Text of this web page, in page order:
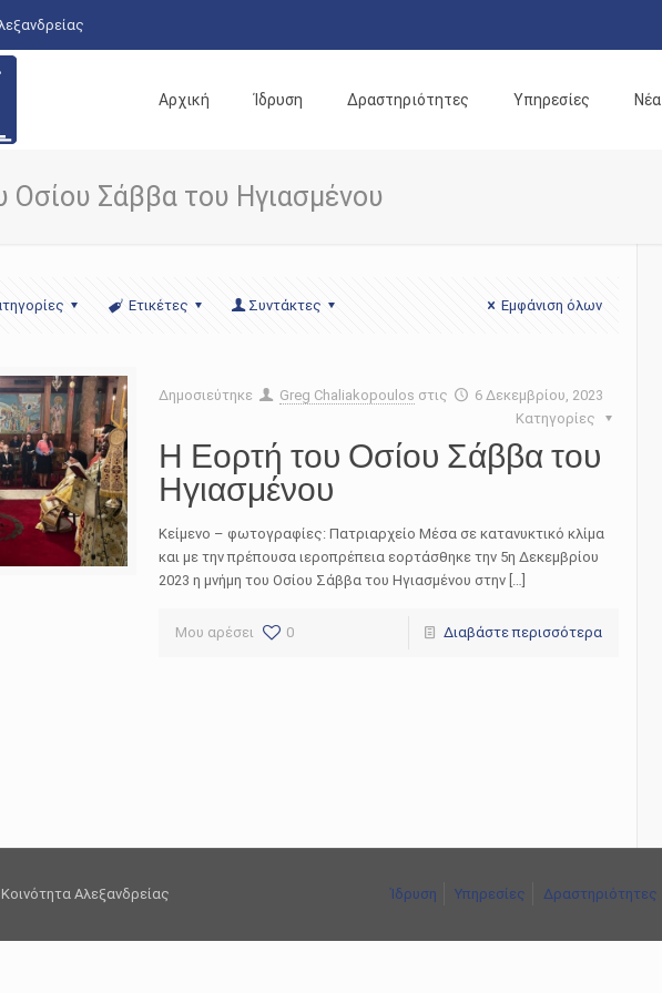
Αρχική Ίδρυση Δραστηριότητες Υπηρεσίες Νέα
Οσίου Σάββα του Ηγιασμένου
Ετικέτες Συντάκτες Εμφάνιση όλων
Δημοσιεύτηκε Greg Chaliakopoulos στις
6 Δεκεμβρίου, 2023
Κατηγορίες
Η Εορτή του Οσίου Σάββα του
Ηγιασμένου
Κείμενο – φωτογραφίες: Πατριαρχείο Μέσα σε κατανυκτικό κλίμα
και με την πρέπουσα ιεροπρέπεια εορτάσθηκε την 5η Δεκεμβρίου
2023 η μνήμη του Οσίου Σάββα του Ηγιασμένου στην […]
Μου αρέσει 0 Διαβάστε περισσότερα
Αλεξανδρείας Ίδρυση Υπηρεσίες Δραστηριότητες